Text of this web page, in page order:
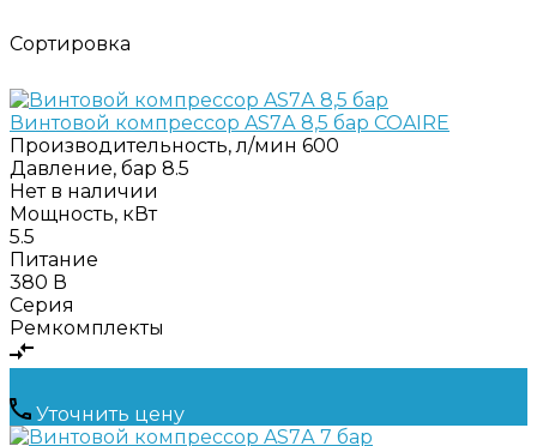
Сортировка
Винтовой компрессор AS7А 8,5 бар COAIRE
Производительность, л/мин 600
Давление, бар 8.5
Нет в наличии
Мощность, кВт
5.5
Питание
380 В
Серия
Ремкомплекты
Уточнить цену